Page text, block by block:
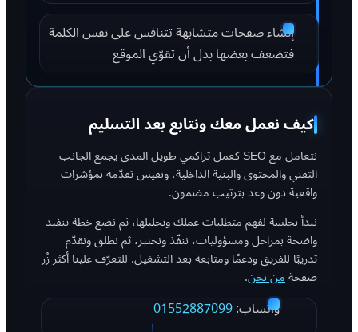
إنشاء صفحات متشابهة تتنافس على نفس الكلمة
فتضعف بعضها بدل أن تقوّي الموقع
كيف نعمل معك ونتابع بعد التسليم
نتعامل مع SEO كعمل تراكمي طويل المدى يجمع الجانب
التقني والمحتوى والبنية الداخلية، ونقيس تقدّمه بمؤشرات
واقعية دون وعد بترتيب مضمون.
نبدأ بجلسة لفهم متطلبات عملك وتحليلها، ثم نضع خطة تنفيذ
واضحة بمراحل ومسؤوليات، ننفّذ ونختبر، ثم نطلق ونقدّم
تدريبًا للفريق ودعمًا ومتابعة بعد التشغيل. للتعرّف علينا أكثر زُر
صفحةمن نحن.
واتساب:01552887099